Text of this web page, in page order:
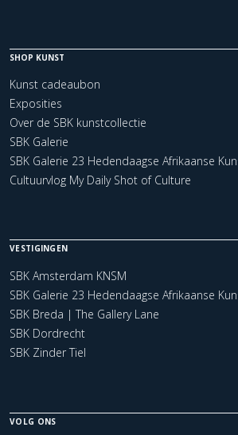
SHOP KUNST
Kunst cadeaubon
Exposities
Over de SBK kunstcollectie
SBK Galerie
SBK Galerie 23 Hedendaagse Afrikaanse
Cultuurvlog My Daily Shot of Culture
VESTIGINGEN
SBK Amsterdam KNSM
SBK Galerie 23 Hedendaagse Afrikaanse
SBK Breda | The Gallery Lane
SBK Dordrecht
SBK Zinder Tiel
VOLG ONS